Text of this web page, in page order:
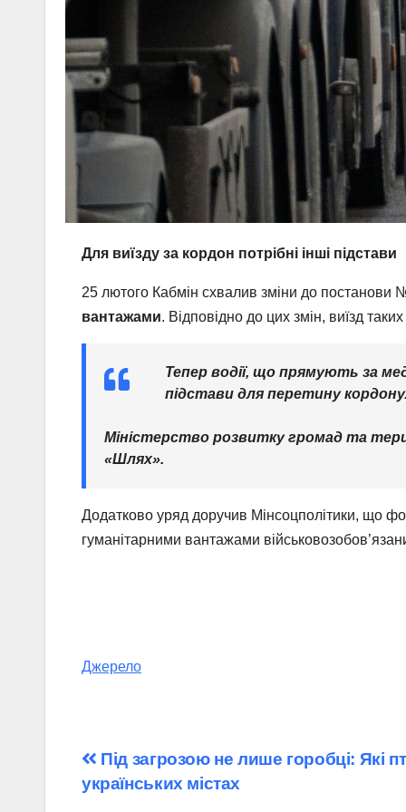
Для виїзду за кордон потрібні інші підстави
25 лютого Кабмін схвалив зміни до
вантажами. Відповідно до цих змін, виїзд
Тепер водії, що прямують за
підстави для перетину
Міністерство розвитку громад та
«Шлях».
Додатково уряд доручив Мінсоцполітики, що
гуманітарними вантажами
Джерело
Навігація
записів
Під загрозою не лише горобці: Які
українських містах